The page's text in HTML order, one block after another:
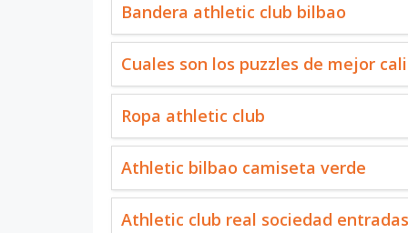
Bandera athletic club bilbao
Cuales son los puzzles de mejor
Ropa athletic club
Athletic bilbao camiseta verde
Athletic club real sociedad entradas